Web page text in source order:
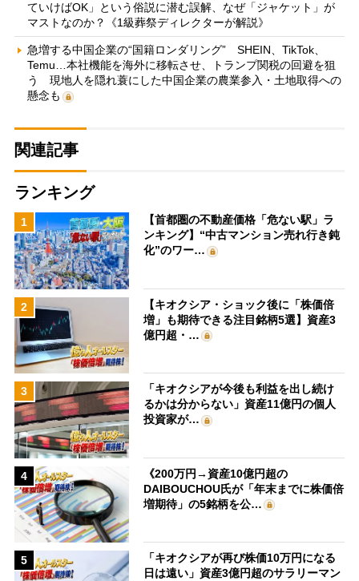
ていけばOK」という俗説に潜む誤解、なぜ「ジャケット」が
マストなのか？《1級葬祭ディレクターが解説》
急増する中国企業の“国籍ロンダリング” SHEIN、TikTok、
Temu…本社機能を海外に移転させ、トランプ関税の回避を狙
う 現地人を隠れ蓑にした中国企業の農業参入・土地取得への
懸念も
関連記事
ランキング
1
【首都圏の不動産価格「危ない駅」ラ
ンキング】“中古マンション売れ行き鈍
化”のワー…
2
【キオクシア・ショック後に「株価倍
増」も期待できる注目銘柄5選】資産3
億円超・…
3
「キオクシアが今後も利益を出し続け
るかは分からない」資産11億円の個人
投資家が…
4
《200万円→資産10億円超の
DAIBOUCHOU氏が「年末までに株価倍
増期待」の5銘柄を公…
5
「キオクシアが再び株価10万円になる
日は遠い」資産3億円超のサラリーマン